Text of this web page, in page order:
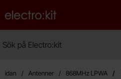
Startsidan för Electro:kit
Antenner 868MHz LPWA